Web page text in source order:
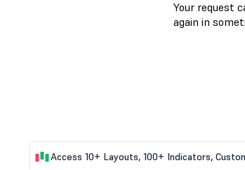
Access 10+ Layouts, 100+ Indicators,